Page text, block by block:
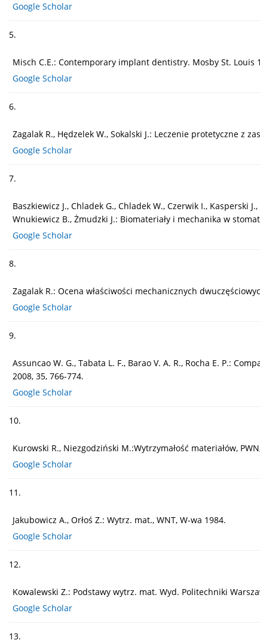
Google Scholar
5.
Misch C.E.: Contemporary implant dentistry. Mosby St. Louis
Google Scholar
6.
Zagalak R., Hędzelek W., Sokalski J.: Leczenie protetyczne z
Google Scholar
7.
Baszkiewicz J., Chladek G., Chladek W., Czerwik I., Kasperski
Wnukiewicz B., Żmudzki J.: Biomateriały i mechanika w
Google Scholar
8.
Zagalak R.: Ocena właściwości mechanicznych
Google Scholar
9.
Assuncao W. G., Tabata L. F., Barao V. A. R., Rocha E. P.:
2008, 35, 766-774.
Google Scholar
10.
Kurowski R., Niezgodziński M.:Wytrzymałość materiałów,
Google Scholar
11.
Jakubowicz A., Orłoś Z.: Wytrz. mat., WNT, W-wa 1984.
Google Scholar
12.
Kowalewski Z.: Podstawy wytrz. mat. Wyd. Politechniki
Google Scholar
13.